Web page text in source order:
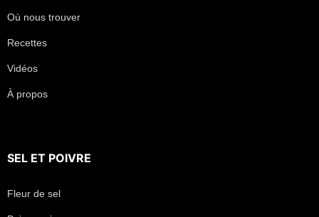
Où nous trouver
Recettes
Vidéos
À propos
SEL ET POIVRE
Fleur de sel